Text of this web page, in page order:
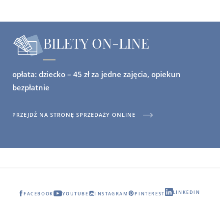
BILETY ON-LINE
opłata: dziecko – 45 zł za jedne zajęcia, opiekun
bezpłatnie
PRZEJDŹ NA STRONĘ SPRZEDAŻY ONLINE
FACEBOOK YOUTUBE INSTAGRAM PINTEREST LINKEDIN